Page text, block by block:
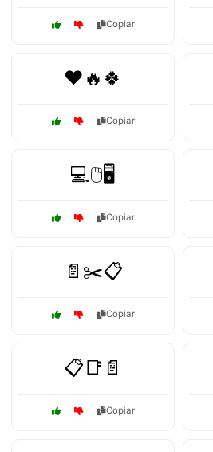
Copiar
❤️🔥🍀
Copiar
💻🖱️🖥️
Copiar
📄✂️📋
Copiar
📋📑📄
Copiar